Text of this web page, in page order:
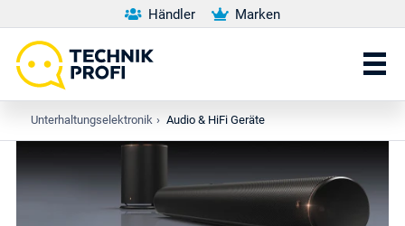
Händler Marken
Unterhaltungselektronik › Audio & HiFi Geräte